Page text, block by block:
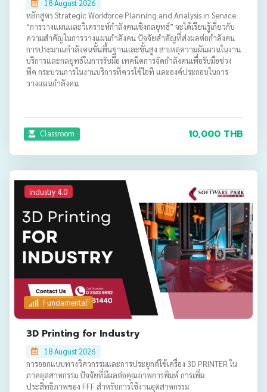
18 August 2026
หลักสูตร Strategic Workforce Planning and Analysis in Service
“การวางแผนและวิเคราะห์กำลังคนเชิงกลยุทธ์” จะได้เรียนรู้เกี่ยวกับ
ความสำคัญในการวางแผนกำลังคน ปัจจัยสำคัญที่ส่งผลต่อกำลังคน
การประมาณกำลังคนขั้นพื้นฐานและขั้นสูง สาเหตุความผันผวนในงาน
บริการและกลยุทธ์ในการรับมือ เทคนิคการจัดกำลังคนเพื่อรับมือช่วง
พีค กระบวนการในงานบริการที่ควรใช้ไอที และองค์ประกอบในการ
วางแผนกำลังคน
Classroom 10,000 THB
industry 4.0
Fundamental
3D Printing for Industry
18 August 2026
การออกแบบทางวิศวกรรมและการประยุกต์ใช้เครื่อง 3D PRINTER ใน
ภาคอุตสาหกรรม ปัจจัยที่มีผลต่อคุณภาพการพิมพ์ การเพิ่ม
ประสิทธิภาพของ FFF สำหรับการใช้งานอุตสาหกรรม